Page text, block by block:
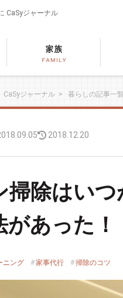
CaSyジャーナル
CaSyジャーナル > 暮らしの記事一覧
2018.12.20
掃除はい
あった！
ニング 家事代行 掃除のコツ